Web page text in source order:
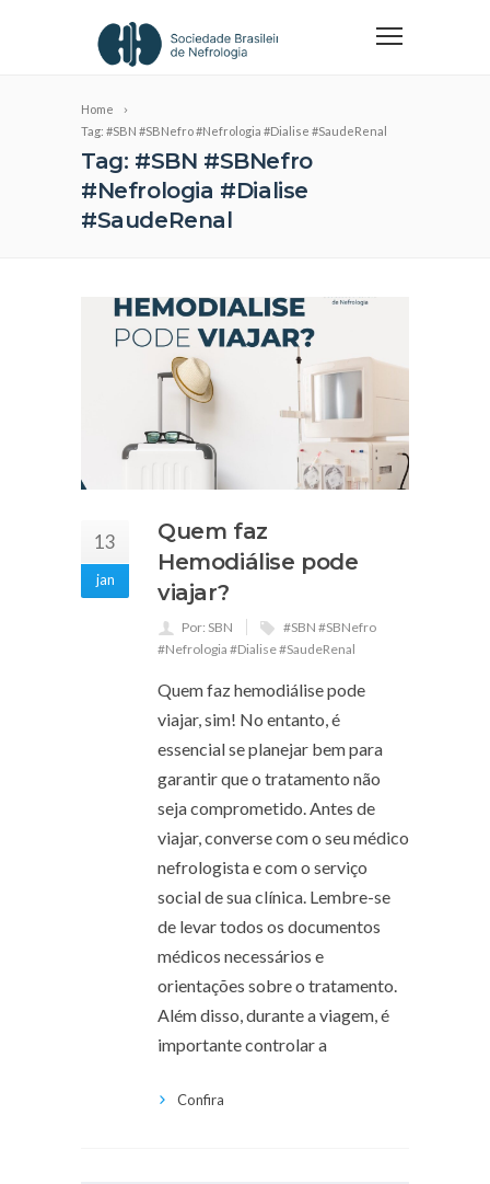
Home
Tag: #SBN #SBNefro #Nefrologia #Dialise #SaudeRenal
Tag: #SBN #SBNefro
#Nefrologia #Dialise
#SaudeRenal
13
jan
Quem faz
Hemodiálise pode
viajar?
Por: SBN
#SBN #SBNefro
#Nefrologia #Dialise #SaudeRenal
Quem faz hemodiálise pode
viajar, sim! No entanto, é
essencial se planejar bem para
garantir que o tratamento não
seja comprometido. Antes de
viajar, converse com o seu médico
nefrologista e com o serviço
social de sua clínica. Lembre-se
de levar todos os documentos
médicos necessários e
orientações sobre o tratamento.
Além disso, durante a viagem, é
importante controlar a
Confira